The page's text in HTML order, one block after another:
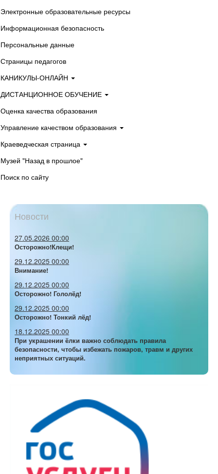
Электронные образовательные ресурсы
Информационная безопасность
Персональные данные
Страницы педагогов
КАНИКУЛЫ-ОНЛАЙН
ДИСТАНЦИОННОЕ ОБУЧЕНИЕ
Оценка качества образования
Управление качеством образования
Краеведческая страница
Музей "Назад в прошлое"
Поиск по сайту
Новости
27.05.2026 00:00
Осторожно!Клещи!
29.12.2025 00:00
Внимание!
29.12.2025 00:00
Осторожно! Гололёд!
29.12.2025 00:00
Осторожно! Тонкий лёд!
18.12.2025 00:00
При украшении ёлки важно соблюдать правила
безопасности, чтобы избежать пожаров, травм и других
неприятных ситуаций.